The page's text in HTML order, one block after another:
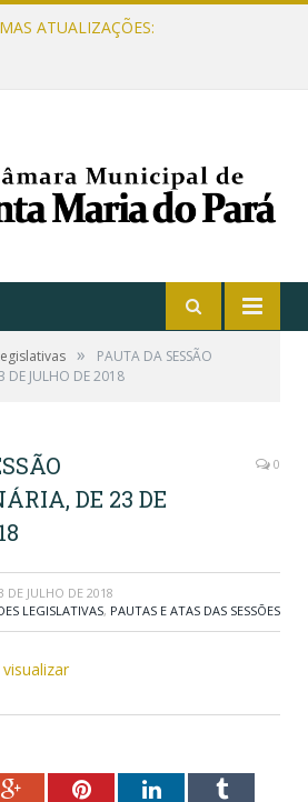
ATUALIZAÇÕES:
»
PAUTA DA SESSÃO
DE JULHO DE 2018
DE 23 DE
0
DE JULHO DE 2018
LEGISLATIVAS, PAUTAS E ATAS DAS SESSÕES
Google+PinterestLinkedInTumblr